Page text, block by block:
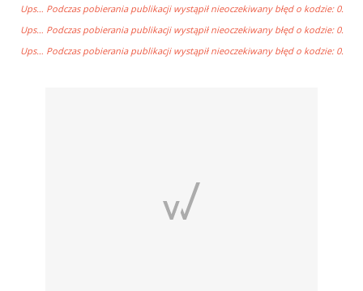
Ups… Podczas pobierania publikacji wystąpił nieoczekiwany błęd o kodzie: 0.
Ups… Podczas pobierania publikacji wystąpił nieoczekiwany błęd o kodzie: 0.
Ups… Podczas pobierania publikacji wystąpił nieoczekiwany błęd o kodzie: 0.